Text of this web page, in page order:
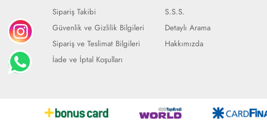
Sipariş Takibi
Güvenlik ve Gizlilik Bilgileri
Sipariş ve Teslimat Bilgileri
İade ve İptal Koşulları
S.S.S.
Detaylı Arama
Hakkımızda